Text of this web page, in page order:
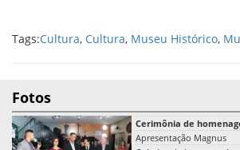
Tags:Cultura, Cultura, Museu Histórico,
Fotos
Cerimônia de
Apresentação Magnus